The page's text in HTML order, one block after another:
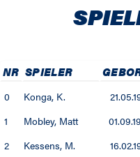
01 / 02
NR SPIELER
0 Konga, K.
1
Mobley, Matt
2
Kessens, M.